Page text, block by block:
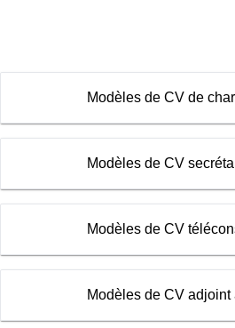
Modèles de CV de
Modèles de CV
Modèles de CV
Modèles de CV adjoint